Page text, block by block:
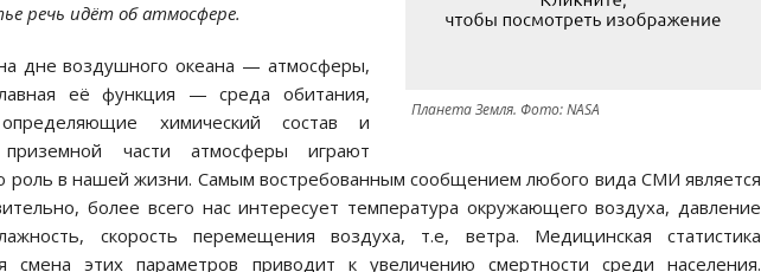
Планета Земля. Фото: NASA
речь идёт об атмосфере.
дне воздушного океана — атмосферы,
её функция — среда обитания,
химический состав и
приземной части атмосферы играют
роль в нашей жизни. Самым востребованным сообщением любого вида СМИ является
более всего нас интересует температура окружающего воздуха, давление
скорость перемещения воздуха, т.е, ветра. Медицинская статистика
смена этих параметров приводит к увеличению смертности среди населения.